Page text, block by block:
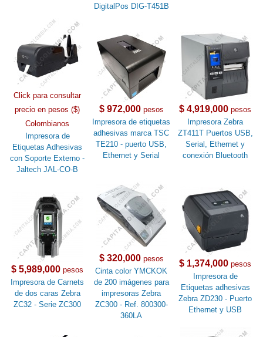
DigitalPos DIG-T451B
Click para consultar
precio en pesos ($)
Colombianos
Impresora de
Etiquetas Adhesivas
con Soporte Externo -
Jaltech JAL-CO-B
$ 972,000pesos
Impresora de etiquetas
adhesivas marca TSC
TE210 - puerto USB,
Ethernet y Serial
$ 4,919,000 pesos
Impresora Zebra
ZT411T Puertos USB,
Serial, Ethernet y
conexión Bluetooth
$ 5,989,000 pesos
Impresora de Carnets
de dos caras Zebra
ZC32 - Serie ZC300
$ 320,000pesos
Cinta color YMCKOK
de 200 imágenes para
impresoras Zebra
ZC300 - Ref. 800300-
360LA
$ 1,374,000 pesos
Impresora de
Etiquetas adhesivas
Zebra ZD230 - Puerto
Ethernet y USB